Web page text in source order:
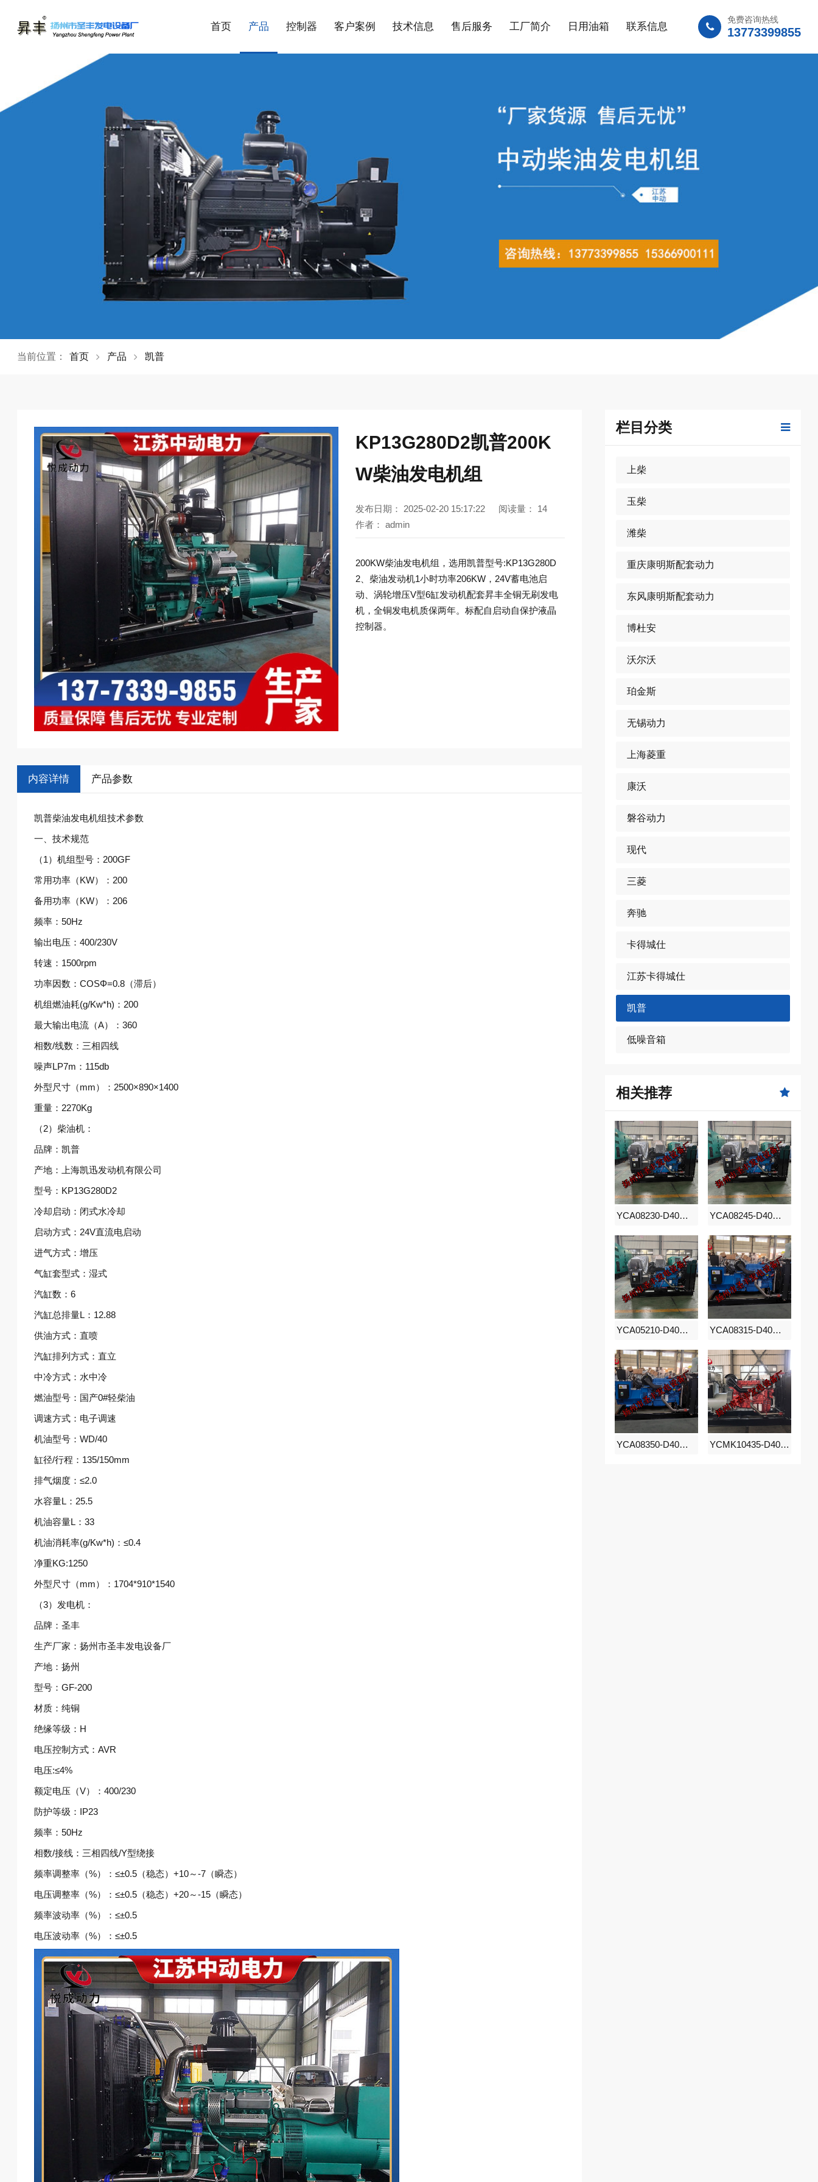
免费咨询热线
13773399855
首页 产品 控制器 客户案例 技术信息 售后服务 工厂简介 日用油箱 联系信息
当前位置： 首页 产品 凯普
KP13G280D2凯普200K
W柴油发电机组
发布日期： 2025-02-20 15:17:22 阅读量：
14
作者： admin
200KW柴油发电机组，选用凯普型号:KP13G280D
2、柴油发动机1小时功率206KW，24V蓄电池启
动、涡轮增压V型6缸发动机配套昇丰全铜无刷发电
机，全铜发电机质保两年。标配自启动自保护液晶
控制器。
内容详情 产品参数
凯普柴油发电机组技术参数
一、技术规范
（1）机组型号：200GF
常用功率（KW）：200
备用功率（KW）：206
频率：50Hz
输出电压：400/230V
转速：1500rpm
功率因数：COSΦ=0.8（滞后）
机组燃油耗(g/Kw*h)：200
最大输出电流（A）：360
相数/线数：三相四线
噪声LP7m：115db
外型尺寸（mm）：2500×890×1400
重量：2270Kg
（2）柴油机：
品牌：凯普
产地：上海凯迅发动机有限公司
型号：KP13G280D2
冷却启动：闭式水冷却
启动方式：24V直流电启动
进气方式：增压
气缸套型式：湿式
汽缸数：6
汽缸总排量L：12.88
供油方式：直喷
汽缸排列方式：直立
中冷方式：水中冷
燃油型号：国产0#轻柴油
调速方式：电子调速
机油型号：WD/40
缸径/行程：135/150mm
排气烟度：≤2.0
水容量L：25.5
机油容量L：33
机油消耗率(g/Kw*h)：≤0.4
净重KG:1250
外型尺寸（mm）：1704*910*1540
（3）发电机：
品牌：圣丰
生产厂家：扬州市圣丰发电设备厂
产地：扬州
型号：GF-200
材质：纯铜
绝缘等级：H
电压控制方式：AVR
电压:≤4%
额定电压（V）：400/230
防护等级：IP23
频率：50Hz
相数/接线：三相四线/Y型绕接
频率调整率（%）：≤±0.5（稳态）+10～-7（瞬态）
电压调整率（%）：≤±0.5（稳态）+20～-15（瞬态）
频率波动率（%）：≤±0.5
电压波动率（%）：≤±0.5
栏目分类
上柴
玉柴
潍柴
重庆康明斯配套动力
东风康明斯配套动力
博杜安
沃尔沃
珀金斯
无锡动力
上海菱重
康沃
磐谷动力
现代
三菱
奔驰
卡得城仕
江苏卡得城仕
凯普
低噪音箱
相关推荐
YCA08230-D40玉柴150KW柴油发电机组 YCA08245-D40玉柴150KW柴油发电机组
YCA05210-D40玉柴150KW柴油发电机组 YCA08315-D40玉柴200KW柴油发电机组
YCA08350-D40玉柴200KW柴油发电机组 YCMK10435-D40玉柴300KW柴油发电机组